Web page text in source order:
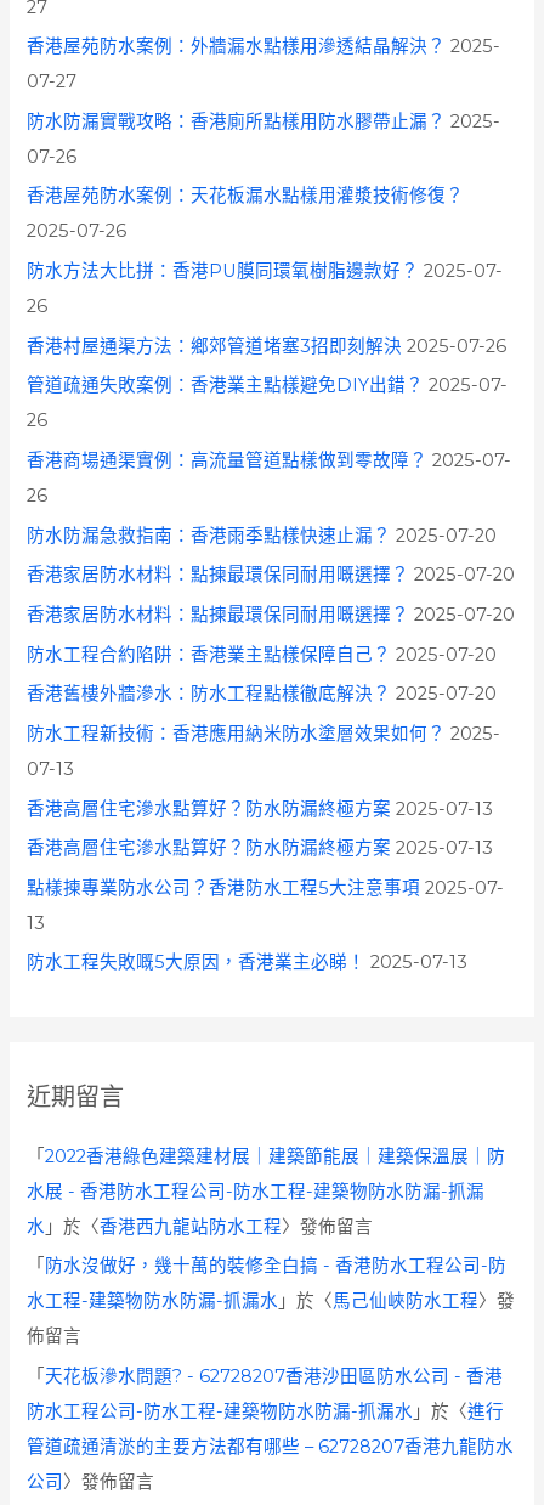
27
香港屋苑防水案例：外牆漏水點樣用滲透結晶解決？ 2025-
07-27
防水防漏實戰攻略：香港廁所點樣用防水膠帶止漏？ 2025-
07-26
香港屋苑防水案例：天花板漏水點樣用灌漿技術修復？
2025-07-26
防水方法大比拼：香港PU膜同環氧樹脂邊款好？ 2025-07-
26
香港村屋通渠方法：鄉郊管道堵塞3招即刻解決 2025-07-26
管道疏通失敗案例：香港業主點樣避免DIY出錯？ 2025-07-
26
香港商場通渠實例：高流量管道點樣做到零故障？ 2025-07-
26
防水防漏急救指南：香港雨季點樣快速止漏？ 2025-07-20
香港家居防水材料：點揀最環保同耐用嘅選擇？ 2025-07-20
香港家居防水材料：點揀最環保同耐用嘅選擇？ 2025-07-20
防水工程合約陷阱：香港業主點樣保障自己？ 2025-07-20
香港舊樓外牆滲水：防水工程點樣徹底解決？ 2025-07-20
防水工程新技術：香港應用納米防水塗層效果如何？ 2025-
07-13
香港高層住宅滲水點算好？防水防漏終極方案 2025-07-13
香港高層住宅滲水點算好？防水防漏終極方案 2025-07-13
點樣揀專業防水公司？香港防水工程5大注意事項 2025-07-
13
防水工程失敗嘅5大原因，香港業主必睇！
2025-07-13
近期留言
「2022香港綠色建築建材展｜建築節能展｜建築保溫展｜防
水展 - 香港防水工程公司-防水工程-建築物防水防漏-抓漏
水 」於〈香港西九龍站防水工程〉發佈留言
「 防水沒做好，幾十萬的裝修全白搞 - 香港防水工程公司-防
水工程-建築物防水防漏-抓漏水 」於〈馬己仙峽防水工程〉發
佈留言
「 天花板滲水問題? - 62728207香港沙田區防水公司 - 香港
防水工程公司-防水工程-建築物防水防漏-抓漏水 」於〈進行
管道疏通清淤的主要方法都有哪些 – 62728207香港九龍防水
公司 〉發佈留言